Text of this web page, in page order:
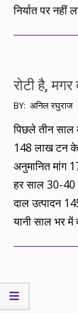
निर्यात पर नहीं
रोटी है, मगर
2010-
04-
30
BY: अनिल रघुराज
पिछले तीन साल
148 लाख टन के
अनुमानित मांग
हर साल 30-40
दाल उत्पादन
यानी साल भर